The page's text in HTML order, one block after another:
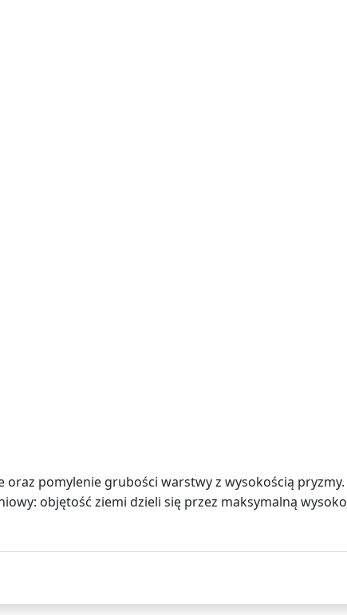
pomylenie grubości warstwy z wysokością pryzmy.
objętość ziemi dzieli się przez maksymalną